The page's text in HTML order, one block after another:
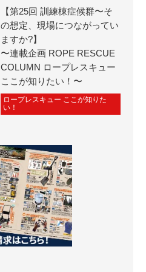
【第25回 訓練棟症候群〜そ
の想定、現場につながってい
ますか?】
〜連載企画 ROPE RESCUE
COLUMN ロープレスキュー
ここが知りたい！〜
ロープレスキュー ここが知りた
い！